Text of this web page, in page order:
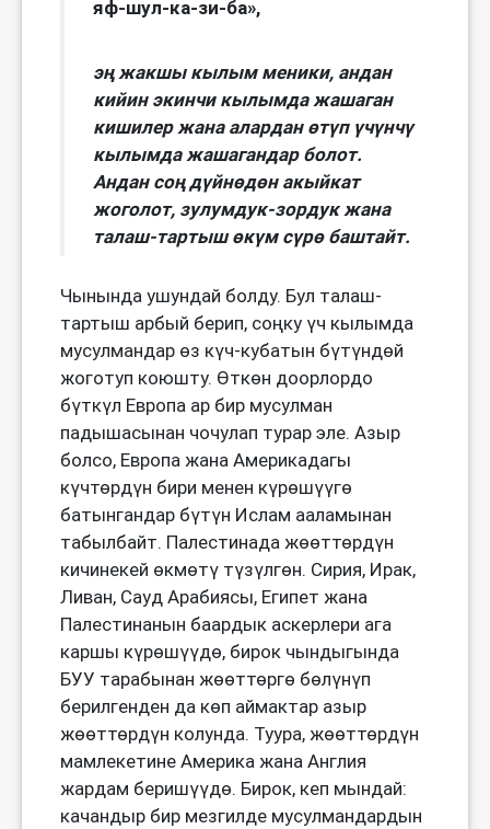
яф-шул-ка-зи-ба»,
эң жакшы кылым меники, андан
кийин экинчи кылымда жашаган
кишилер жана алардан өтүп үчүнчү
кылымда жашагандар болот.
Андан соң дүйнөдөн акыйкат
жоголот, зулумдук-зордук жана
талаш-тартыш өкүм сүрө баштайт.
Чынында ушундай болду. Бул талаш-
тартыш арбый берип, соңку үч кылымда
мусулмандар өз күч-кубатын бүтүндөй
жоготуп коюшту. Өткөн доорлордо
бүткүл Европа ар бир мусулман
падышасынан чочулап турар эле. Азыр
болсо, Европа жана Америкадагы
күчтөрдүн бири менен күрөшүүгө
батынгандар бүтүн Ислам ааламынан
табылбайт. Палестинада жөөттөрдүн
кичинекей өкмөтү түзүлгөн. Сирия, Ирак,
Ливан, Сауд Арабиясы, Египет жана
Палестинанын баардык аскерлери ага
каршы күрөшүүдө, бирок чындыгында
БУУ тарабынан жөөттөргө бөлүнүп
берилгенден да көп аймактар азыр
жөөттөрдүн колунда. Туура, жөөттөрдүн
мамлекетине Америка жана Англия
жардам беришүүдө. Бирок, кеп мындай:
качандыр бир мезгилде мусулмандардын